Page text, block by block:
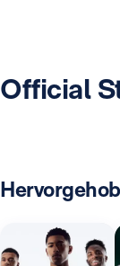
Official